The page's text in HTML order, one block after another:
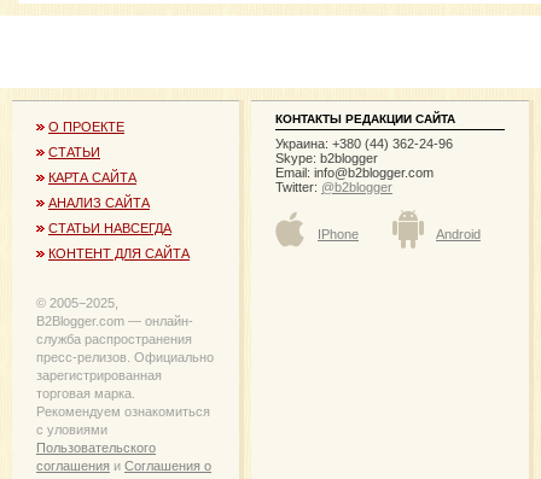
О ПРОЕКТЕ
СТАТЬИ
КАРТА САЙТА
АНАЛИЗ САЙТА
СТАТЬИ НАВСЕГДА
КОНТЕНТ ДЛЯ САЙТА
© 2005−2025,
B2Blogger.com — онлайн-
служба распространения
пресс-релизов. Официально
зарегистрированная
торговая марка.
Рекомендуем ознакомиться
с уловиями
Пользовательского
соглашения и Соглашения о
КОНТАКТЫ РЕДАКЦИИ САЙТА
Украина: +380 (44) 362-24-96
Skype: b2blogger
Email: info@b2blogger.com
Twitter: @b2blogger
IPhone Android